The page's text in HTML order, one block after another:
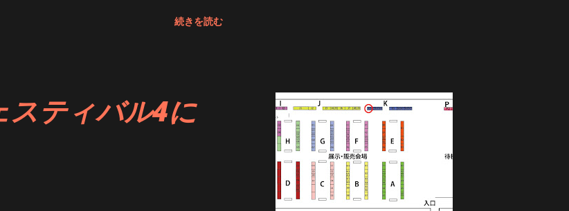
ル < PropertyGroup > <
android33.0;net8.0-ios
続きを読む
スティバル4に